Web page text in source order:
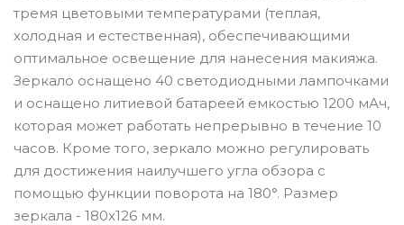
тремя цветовыми температурами (теплая,
холодная и естественная), обеспечивающими
оптимальное освещение для нанесения макияжа.
Зеркало оснащено 40 светодиодными лампочками
и оснащено литиевой батареей емкостью 1200 мАч,
которая может работать непрерывно в течение 10
часов. Кроме того, зеркало можно регулировать
для достижения наилучшего угла обзора с
помощью функции поворота на 180°. Размер
зеркала - 180x126 мм.